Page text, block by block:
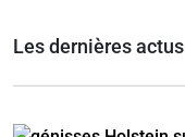
Les dernières actus